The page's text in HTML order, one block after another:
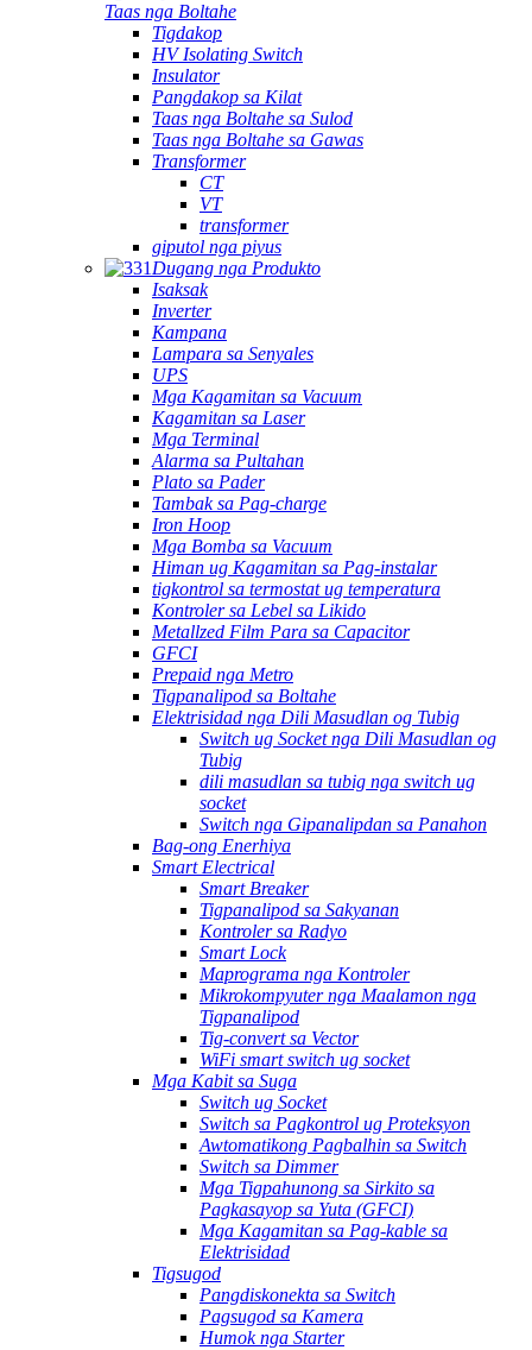
Taas nga Boltahe
Tigdakop
HV Isolating Switch
Insulator
Pangdakop sa Kilat
Taas nga Boltahe sa Sulod
Taas nga Boltahe sa Gawas
Transformer
CT
VT
transformer
giputol nga piyus
Dugang nga Produkto
Isaksak
Inverter
Kampana
Lampara sa Senyales
UPS
Mga Kagamitan sa Vacuum
Kagamitan sa Laser
Mga Terminal
Alarma sa Pultahan
Plato sa Pader
Tambak sa Pag-charge
Iron Hoop
Mga Bomba sa Vacuum
Himan ug Kagamitan sa Pag-instalar
tigkontrol sa termostat ug temperatura
Kontroler sa Lebel sa Likido
Metallzed Film Para sa Capacitor
GFCI
Prepaid nga Metro
Tigpanalipod sa Boltahe
Elektrisidad nga Dili Masudlan og Tubig
Switch ug Socket nga Dili Masudlan og
Tubig
dili masudlan sa tubig nga switch ug
socket
Switch nga Gipanalipdan sa Panahon
Bag-ong Enerhiya
Smart Electrical
Smart Breaker
Tigpanalipod sa Sakyanan
Kontroler sa Radyo
Smart Lock
Maprograma nga Kontroler
Mikrokompyuter nga Maalamon nga
Tigpanalipod
Tig-convert sa Vector
WiFi smart switch ug socket
Mga Kabit sa Suga
Switch ug Socket
Switch sa Pagkontrol ug Proteksyon
Awtomatikong Pagbalhin sa Switch
Switch sa Dimmer
Mga Tigpahunong sa Sirkito sa
Pagkasayop sa Yuta (GFCI)
Mga Kagamitan sa Pag-kable sa
Elektrisidad
Tigsugod
Pangdiskonekta sa Switch
Pagsugod sa Kamera
Humok nga Starter